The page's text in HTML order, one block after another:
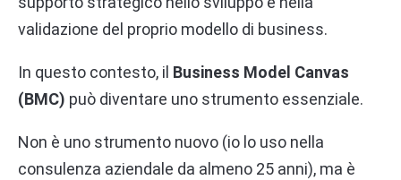
validazione del proprio modello di business.
In questo contesto, il Business Model Canvas
(BMC) può diventare uno strumento essenziale.
Non è uno strumento nuovo (io lo uso nella
consulenza aziendale da almeno 25 anni), ma è